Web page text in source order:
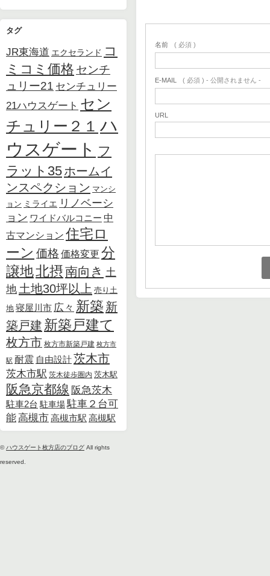
タグ
JR東海道 エクセランド コ
ミコミ価格 センチ
ュリー21 センチュリー
21ハウスゲート セン
チュリー２１ ハ
ウスゲート フ
ラット35ホームイ
ンスペクション マンシ
ョン ミライエ リノベーシ
ョン ワイドバルコニー 中
古マンション 住宅ロ
ーン 価格 価格変更 分
譲地北摂南向き 土
地 土地30坪以上 売り土
地 寝屋川市 広々 新築 新
築戸建 新築戸建て
枚方市 枚方市新築戸建 枚方市
駅 耐震 自由設計茨木市
茨木市駅 茨木徒歩圏内 茨木駅
阪急京都線 阪急茨木
駐車2台 駐車場駐車２台可
能高槻市高槻市駅 高槻駅
©ハウスゲート枚方店のブログ All rights
reserved.
名前 ( 必須 )
E-MAIL ( 必須 ) - 公開されません -
URL